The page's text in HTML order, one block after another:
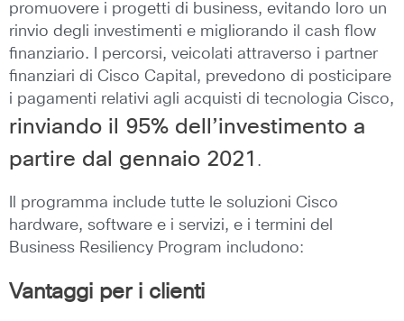
promuovere i progetti di business, evitando loro un
rinvio degli investimenti e migliorando il cash flow
finanziario. I percorsi, veicolati attraverso i partner
finanziari di Cisco Capital, prevedono di posticipare
i pagamenti relativi agli acquisti di tecnologia Cisco,
rinviando il 95% dell’investimento a
partire dal gennaio 2021 .
Il programma include tutte le soluzioni Cisco
hardware, software e i servizi, e i termini del
Business Resiliency Program includono:
Vantaggi per i clienti